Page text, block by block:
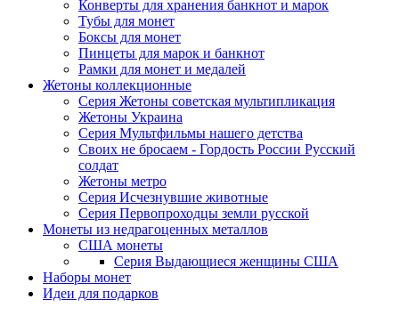
Конверты для хранения банкнот и марок
Тубы для монет
Боксы для монет
Пинцеты для марок и банкнот
Рамки для монет и медалей
Жетоны коллекционные
Серия Жетоны советская мультипликация
Жетоны Украина
Серия Мультфильмы нашего детства
Своих не бросаем - Гордость России Русский
солдат
Жетоны метро
Серия Исчезнувшие животные
Серия Первопроходцы земли русской
Монеты из недрагоценных металлов
США монеты
Серия Выдающиеся женщины США
Наборы монет
Идеи для подарков